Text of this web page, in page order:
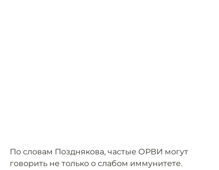
По словам Позднякова, частые ОРВИ могут
говорить не только о слабом иммунитете.